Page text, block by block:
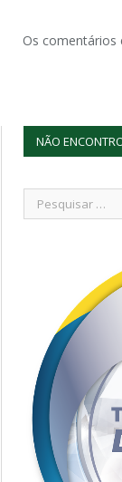
Os comentários
NÃO